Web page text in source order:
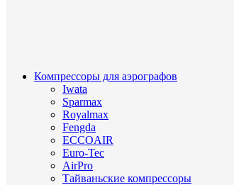
Компрессоры для аэрографов
Iwata
Sparmax
Royalmax
Fengda
ECCOAIR
Euro-Tec
AirPro
Тайваньские компрессоры